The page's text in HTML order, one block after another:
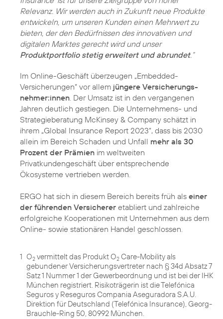
Relevanz. Wir werden auch in Zukunft neue Produkte
entwickeln, um unseren Kunden einen Mehrwert zu
bieten, der den Bedürfnissen des innovativen und
digitalen Marktes gerecht wird und unser
Produktportfolio stetig erweitert und abrundet.“
Im Online-Geschäft überzeugen „Embedded-
Versicherungen“ vor allem jüngere Versicherungs­
nehmer:innen. Der Umsatz ist in den vergangenen
Jahren deutlich gestiegen. Die Unternehmens- und
Strategieberatung McKinsey & Company schätzt in
ihrem „Global Insurance Report 2023“, dass bis 2030
allein im Bereich Schaden und Unfall mehr als 30
Prozent der Prämien im weltweiten
Privatkundengeschäft über entsprechende
Ökosysteme vertrieben werden.
ERGO hat sich in diesem Bereich bereits früh als einer
der führenden Versicherer etabliert und zahlreiche
erfolgreiche Kooperationen mit Unternehmen aus dem
Online- sowie stationären Handel geschlossen.
1 O2 vermittelt das Produkt O2 Care-Mobility als
gebundener Versicherungsvertreter nach § 34d Absatz 7
Satz 1 Nummer 1 der Gewerbeordnung und ist bei der IHK
München registriert. Risikoträgerin ist die Telefónica
Seguros y Reseguros Compania Aseguradora S.A.U.
Direktion für Deutschland (Telefónica Insurance), Georg-
Brauchle-Ring 50, 80992 München.